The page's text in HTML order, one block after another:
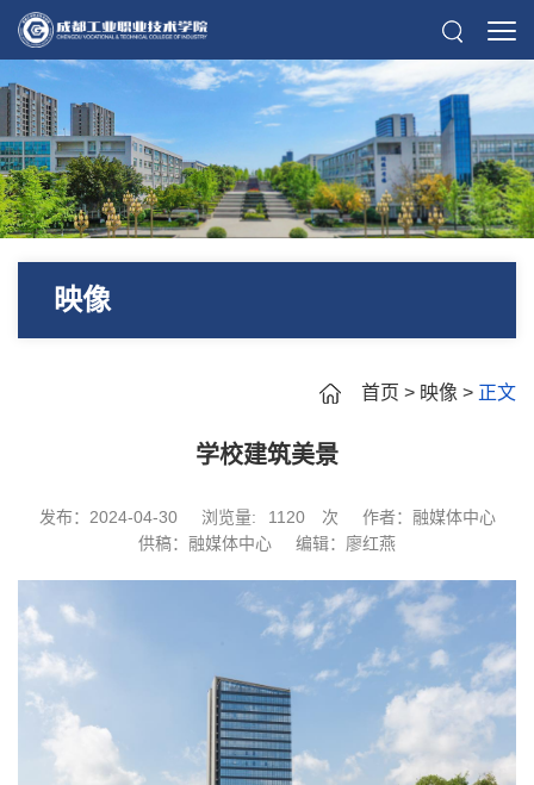
映像
首页 > 映像 > 正文
学校建筑美景
发布：2024-04-30 浏览量: 1120 次
作者：融媒体中心
供稿：融媒体中心
编辑：廖红燕